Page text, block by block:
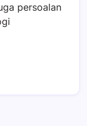
persoalan